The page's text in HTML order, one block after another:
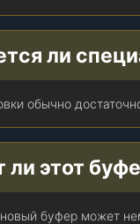
ли
обычно
ли этот
буфер может